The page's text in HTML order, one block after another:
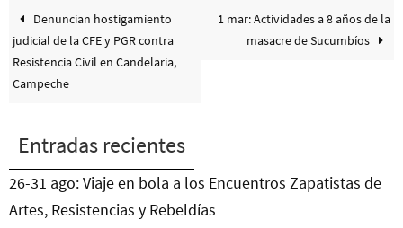
Denuncian hostigamiento
judicial de la CFE y PGR contra
Resistencia Civil en Candelaria,
Campeche
1 mar: Actividades a 8 años de la
masacre de Sucumbíos
Entradas recientes
26-31 ago: Viaje en bola a los Encuentros Zapatistas de
Artes, Resistencias y Rebeldías